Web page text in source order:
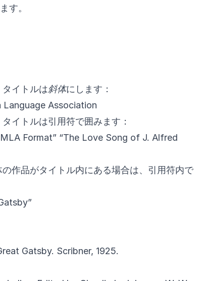
す。
タイトルは斜体にします：
Association
タイトルは引用符で囲みます：
Format” “The Love Song of J. Alfred
作品がタイトル内にある場合は、引用符内で
Gatsby. Scribner, 1925.